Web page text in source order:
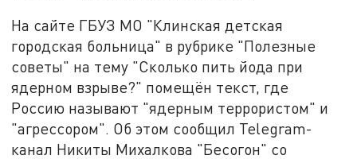
На сайте ГБУЗ МО "Клинская детская
городская больница" в рубрике "Полезные
советы" на тему "Сколько пить йода при
ядерном взрыве?" помещён текст, где
Россию называют "ядерным террористом" и
"агрессором". Об этом сообщил Telegram-
канал Никиты Михалкова "Бесогон" со